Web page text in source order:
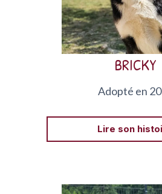
BRICKY
Adopté en
bernois) plein de
Lire son